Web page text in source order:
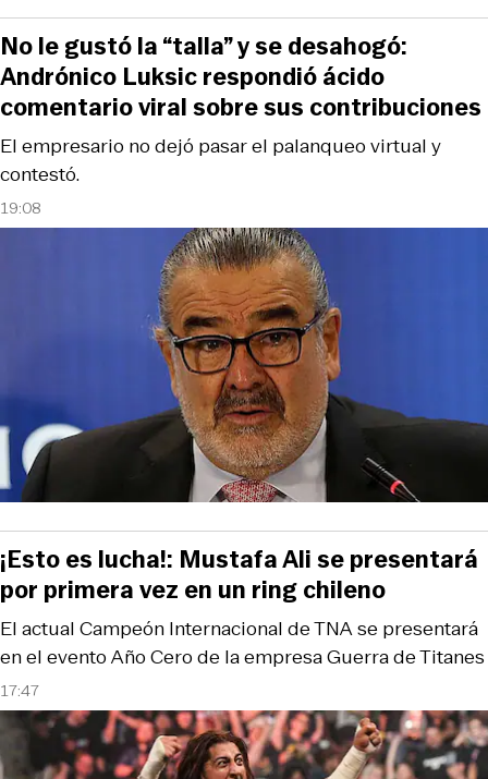
19:08
El empresario no dejó pasar el palanqueo virtual y
contestó.
No le gustó la “talla” y se desahogó:
Andrónico Luksic respondió ácido
comentario viral sobre sus contribuciones
17:47
El actual Campeón Internacional de TNA se presentará
en el evento Año Cero de la empresa Guerra de Titanes
¡Esto es lucha!: Mustafa Ali se presentará
por primera vez en un ring chileno